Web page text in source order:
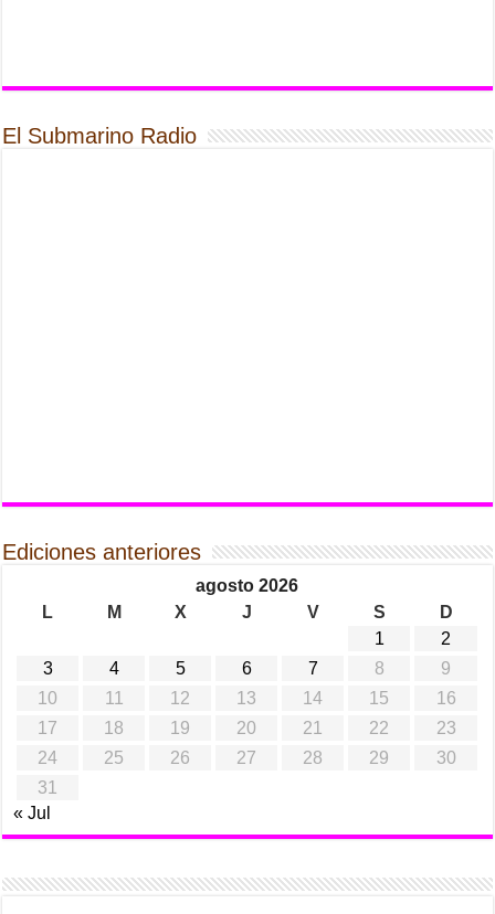
El Submarino Radio
Ediciones anteriores
agosto 2026
L
M X J V S
D
1
2
3
4 5 6 7 8
9
10
11 12 13 14 15
16
17
18 19 20 21 22
23
24
25 26 27 28 29
30
31
« Jul